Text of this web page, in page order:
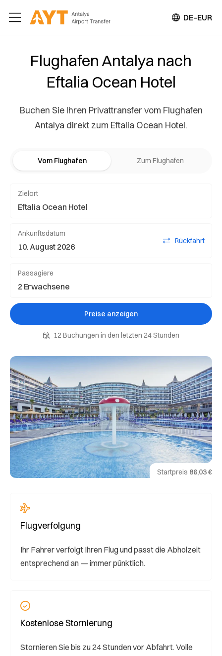
DE–EUR
Flughafen Antalya nach
Eftalia Ocean Hotel
Buchen Sie Ihren Privattransfer vom Flughafen
Antalya direkt zum Eftalia Ocean Hotel.
Startpreis 86,03 €
Vom Flughafen Zum Flughafen
Zielort
Ankunftsdatum
Rückfahrt
Passagiere
Preise anzeigen
12 Buchungen in den letzten 24 Stunden
Flugverfolgung
Ihr Fahrer verfolgt Ihren Flug und passt die Abholzeit
entsprechend an — immer pünktlich.
Kostenlose Stornierung
Stornieren Sie bis zu 24 Stunden vor Abfahrt. Volle